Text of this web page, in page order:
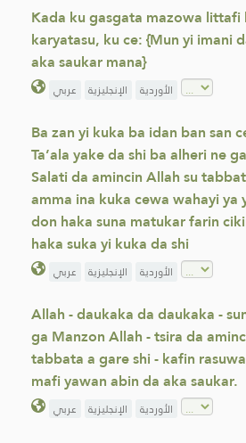
Kada ku gasgata mazowa littafi
karyatasu, ku ce: {Mun yi imani
aka saukar mana}
عربي الإنجليزية الأوردية
Ba zan yi kuka ba idan ban san
Ta’ala yake da shi ba alheri ne
Salati da amincin Allah su
amma ina kuka cewa wahayi ya
don haka suna matukar farin
haka suka yi kuka da shi
عربي الإنجليزية الأوردية
Allah - daukaka da daukaka -
ga Manzon Allah - tsira da
tabbata a gare shi - kafin
mafi yawan abin da aka saukar.
عربي الإنجليزية الأوردية